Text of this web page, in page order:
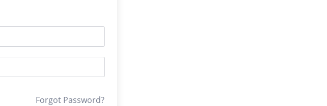
Forgot Password?